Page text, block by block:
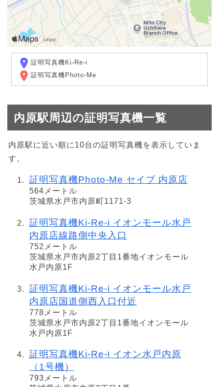
証明写真機Ki-Re-i
証明写真機Photo-Me
内原駅周辺の証明写真機一覧
内原駅に近い順に10台の証明写真機を表示していま
す。
証明写真機Photo-Me セイブ 内原店
564メートル
茨城県水戸市内原町1171-3
証明写真機Ki-Re-i イオンモール水戸
内原店線路側中央入口
752メートル
茨城県水戸市内原2丁目1番地イオンモール
水戸内原1F
証明写真機Ki-Re-i イオンモール水戸
内原店国道側西入口付近
778メートル
茨城県水戸市内原2丁目1番地イオンモール
水戸内原1F
証明写真機Ki-Re-i イオン水戸内原
（1号機）
793メートル